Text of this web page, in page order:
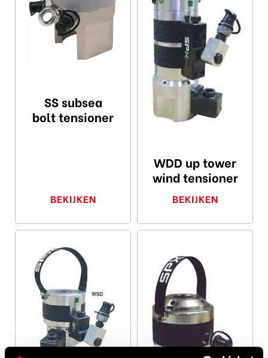
SS subsea
bolt tensioner
BEKIJKEN
WDD up tower
wind tensioner
BEKIJKEN